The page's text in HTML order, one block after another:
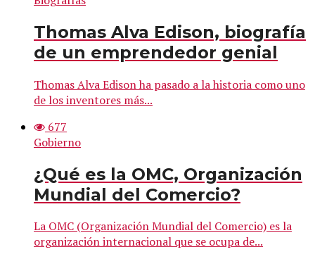
Thomas Alva Edison, biografía
de un emprendedor genial
Thomas Alva Edison ha pasado a la historia como uno
de los inventores más...
677
Gobierno
¿Qué es la OMC, Organización
Mundial del Comercio?
La OMC (Organización Mundial del Comercio) es la
organización internacional que se ocupa de...